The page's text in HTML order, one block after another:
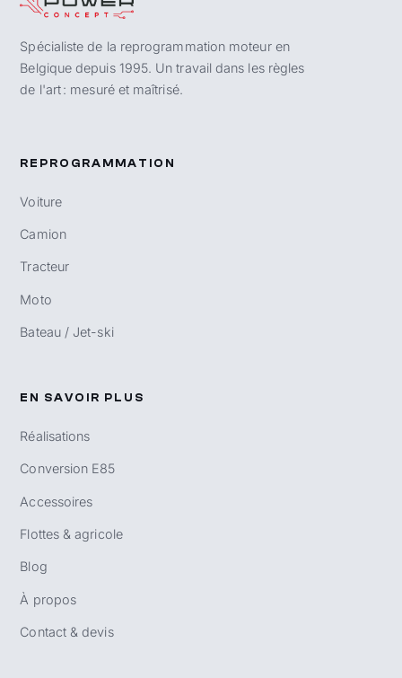
Spécialiste de la reprogrammation moteur en
Belgique depuis 1995. Un travail dans les règles
de l'art : mesuré et maîtrisé.
REPROGRAMMATION
Voiture
Camion
Tracteur
Moto
Bateau / Jet-ski
EN SAVOIR PLUS
Réalisations
Conversion E85
Accessoires
Flottes & agricole
Blog
À propos
Contact & devis